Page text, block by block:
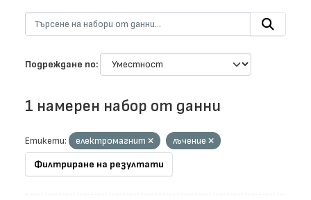
Подреждане по
1 намерен набор от данни
Етикети: електромагнит
лъчение
Филтриране на резултати